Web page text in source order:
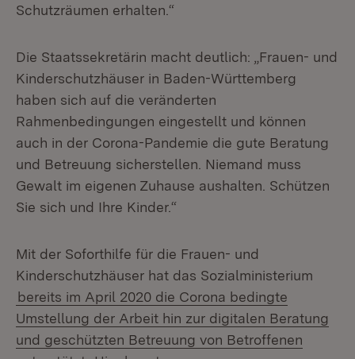
Schutzräumen erhalten.“
Die Staatssekretärin macht deutlich: „Frauen- und
Kinderschutzhäuser in Baden-Württemberg
haben sich auf die veränderten
Rahmenbedingungen eingestellt und können
auch in der Corona-Pandemie die gute Beratung
und Betreuung sicherstellen. Niemand muss
Gewalt im eigenen Zuhause aushalten. Schützen
Sie sich und Ihre Kinder.“
Mit der Soforthilfe für die Frauen- und
Kinderschutzhäuser hat das Sozialministerium
bereits im April 2020 die Corona bedingte
Umstellung der Arbeit hin zur digitalen Beratung
und geschützten Betreuung von Betroffenen